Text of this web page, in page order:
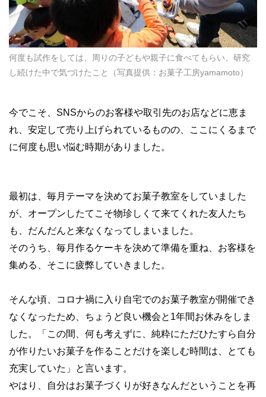
何度も試作をしては、周りの子どもや親子に食べてもらい、研究
し続けた中で気づけたこと（写真提供：お菓子工房yamamoto）
今でこそ、SNSからのお客様や取引先のお店などに恵ま
れ、安定して売り上げられているものの、ここにくるまで
に何度も思い悩む時期がありました。
最初は、毎月テーマを決めてお菓子教室をしていました
が、オープンしたてこそ物珍しくて来てくれた友人たち
も、だんだんと来なくなってしまいました。
そのうち、毎月作るケーキを決めて準備を重ね、お客様を
集める、そこに疲弊していきました。
そんな頃、コロナ禍に入り自宅でのお菓子教室が開催でき
なくなったため、ちょうど良い機会と1年間お休みをしま
した。「この間、何も考えずに、純粋にただひたすら自分
が作りたいお菓子を作ることだけを楽しむ時間は、とても
充実していた」と言います。
やはり、自分はお菓子づくりが好きなんだということを再